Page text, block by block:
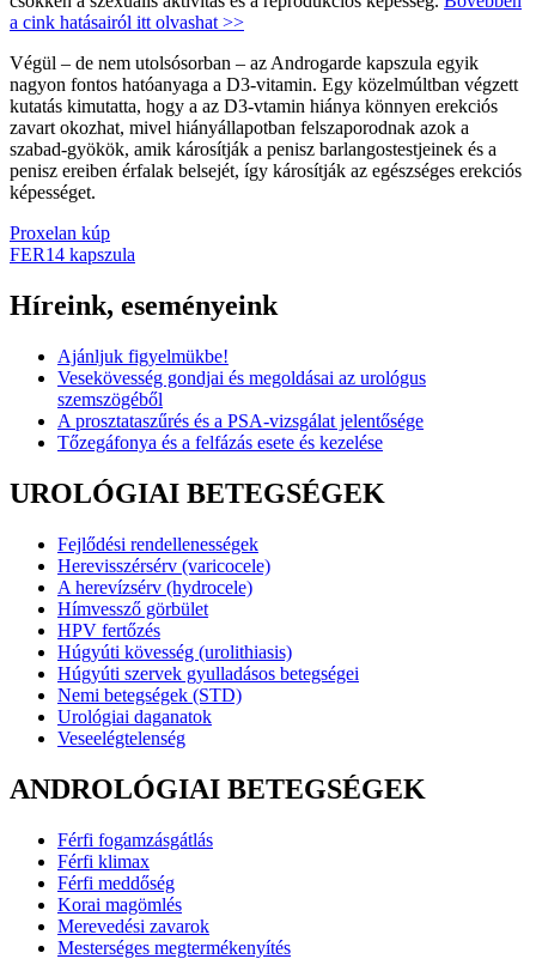
a cink hatásairól itt olvashat >>
Végül – de nem utolsósorban – az Androgarde kapszula egyik
nagyon fontos hatóanyaga a D3-vitamin. Egy közelmúltban végzett
kutatás kimutatta, hogy a az D3-vtamin hiánya könnyen erekciós
zavart okozhat, mivel hiányállapotban felszaporodnak azok a
szabad-gyökök, amik károsítják a penisz barlangostestjeinek és a
penisz ereiben érfalak belsejét, így károsítják az egészséges erekciós
képességet.
Bejegyzés
navigáció
Proxelan kúp
FER14 kapszula
Híreink, eseményeink
Ajánljuk figyelmükbe!
Vesekövesség gondjai és megoldásai az urológus
szemszögéből
A prosztataszűrés és a PSA-vizsgálat jelentősége
Tőzegáfonya és a felfázás esete és kezelése
UROLÓGIAI BETEGSÉGEK
Fejlődési rendellenességek
Herevisszérsérv (varicocele)
A herevízsérv (hydrocele)
Hímvessző görbület
HPV fertőzés
Húgyúti kövesség (urolithiasis)
Húgyúti szervek gyulladásos betegségei
Nemi betegségek (STD)
Urológiai daganatok
Veseelégtelenség
ANDROLÓGIAI BETEGSÉGEK
Férfi fogamzásgátlás
Férfi klimax
Férfi meddőség
Korai magömlés
Merevedési zavarok
Mesterséges megtermékenyítés